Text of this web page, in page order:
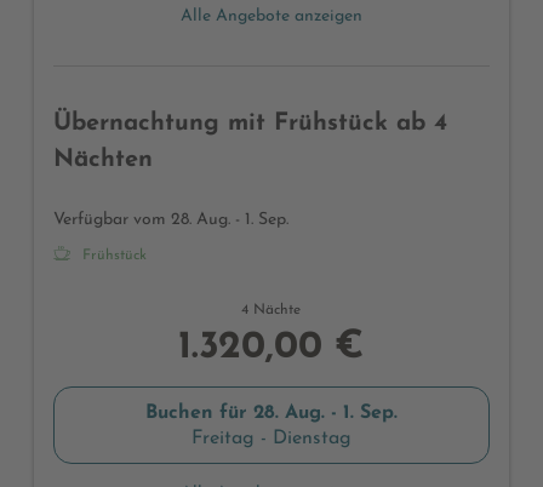
Alle Angebote anzeigen
Übernachtung mit Frühstück ab 4
Nächten
Verfügbar vom 28. Aug. - 1. Sep.
Frühstück
4 Nächte
1.320,00 €
Buchen für 28. Aug. - 1. Sep.
Freitag - Dienstag